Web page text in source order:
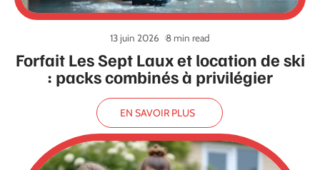
Forfait Les Sept Laux et location de ski
: packs combinés à privilégier
13 juin 2026 8 min read
EN SAVOIR PLUS